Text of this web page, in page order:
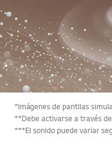
*Imágenes de pantllas
**Debe activarse a través
***El sonido puede variar